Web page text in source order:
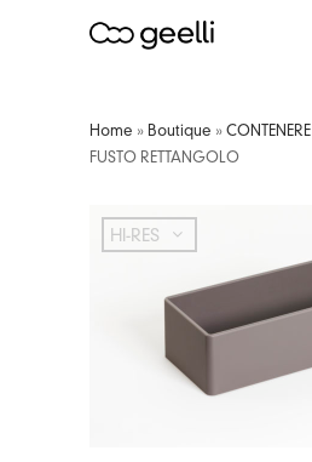
Home » Boutique »
FUSTO RETTANGOLO
HI-RES